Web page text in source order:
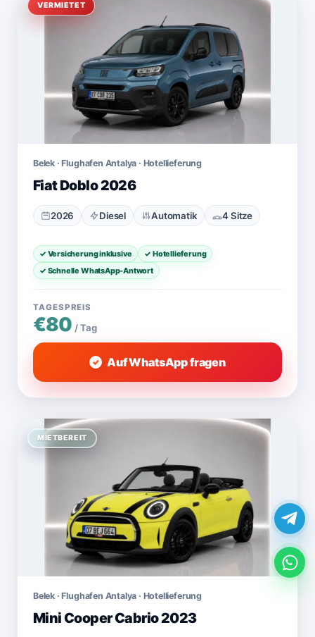
VERMIETET
Belek · Flughafen Antalya · Hotellieferung
Fiat Doblo 2026
2026 Diesel Automatik 4 Sitze
✓ Versicherung inklusive
✓ Hotellieferung
✓ Schnelle WhatsApp-Antwort
TAGESPREIS
€80 / Tag
Auf WhatsApp fragen
MIETBEREIT
Belek · Flughafen Antalya · Hotellieferung
Mini Cooper Cabrio 2023